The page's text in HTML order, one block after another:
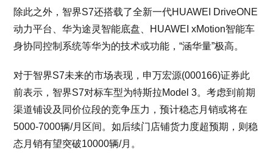
除此之外，智界S7还搭载了全新一代HUAWEI DriveONE
动力平台、华为途灵智能底盘、HUAWEI xMotion智能车
身协同控制系统等华为的技术或功能，“涵华量”极高。
对于智界S7未来的市场表现，申万宏源(000166)证券此
前表示，智界S7对标车型为特斯拉Model 3。考虑到前期
渠道铺设及同价位段的竞争压力，预计稳态月销或将在
5000-7000辆/月区间。如后续门店铺货力度超预期，则稳
态月销有望突破10000辆/月。